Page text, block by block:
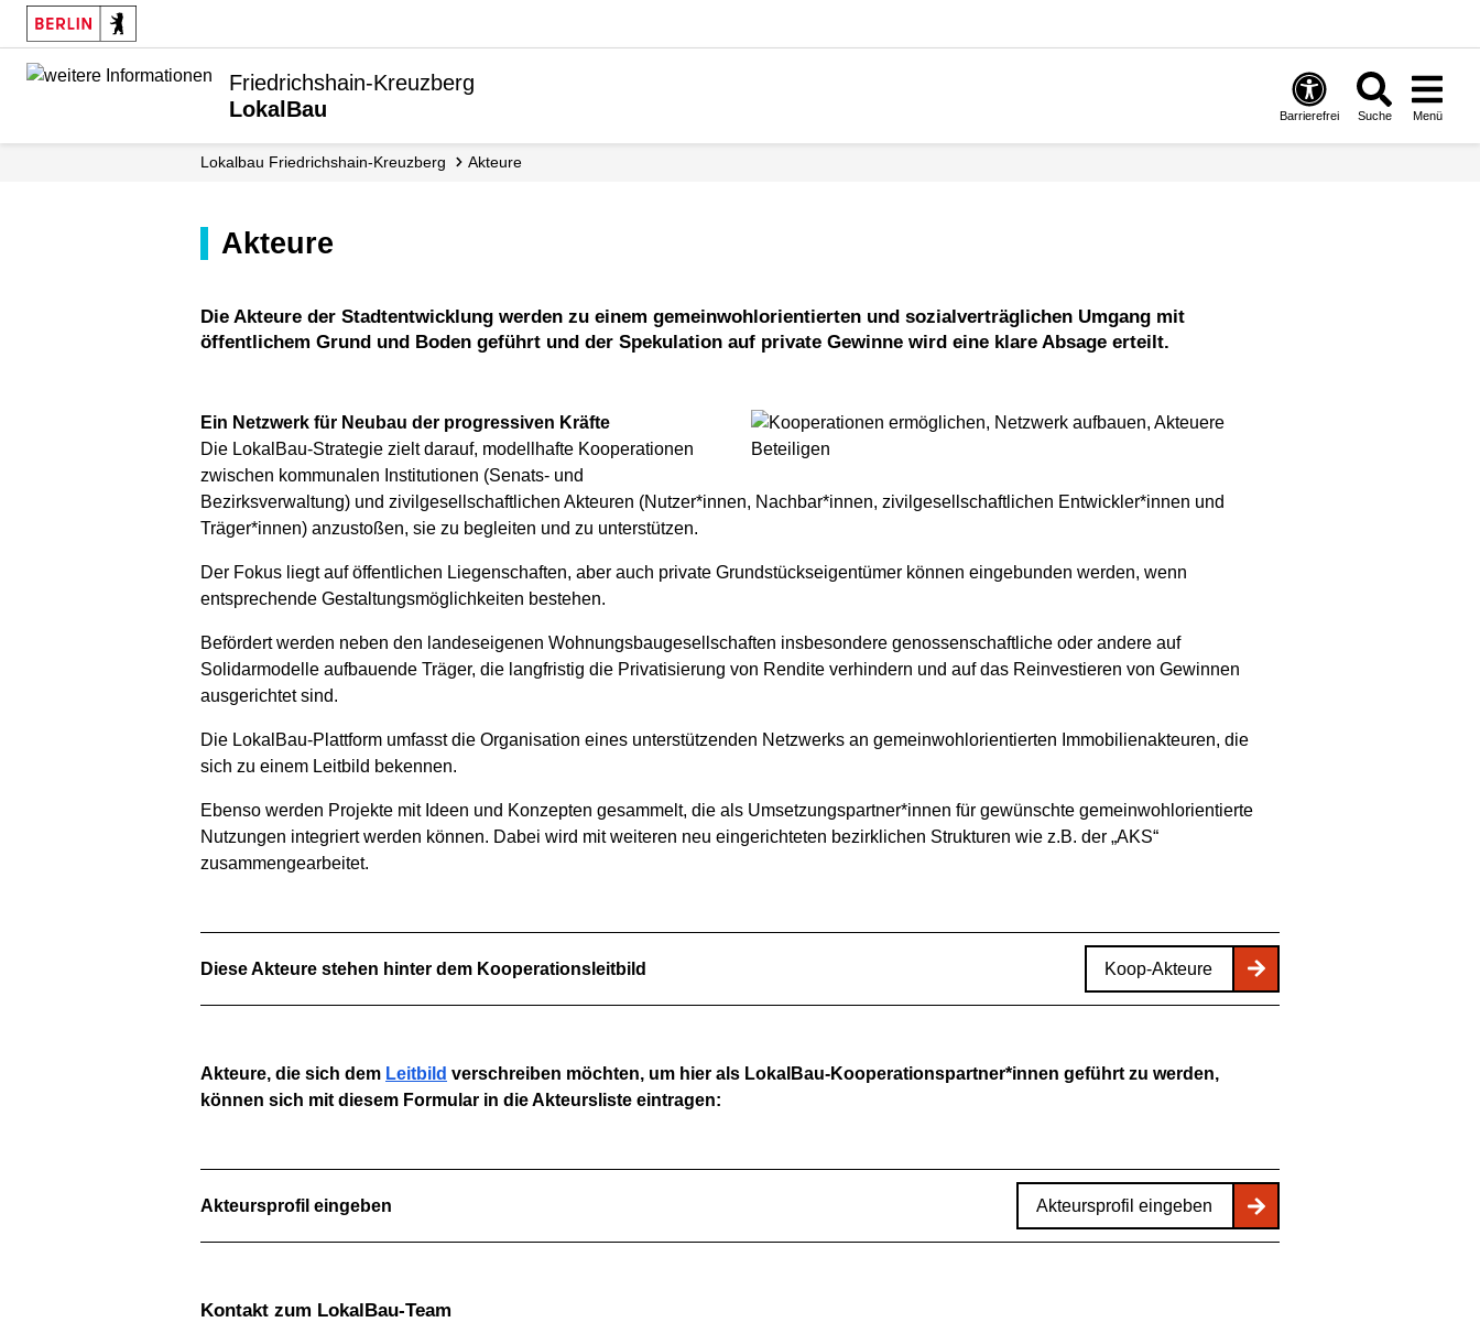
Friedrichshain-Kreuzberg
LokalBau
Barrierefrei Suche Menü
Lokalbau Friedrichshain-Kreuzberg Akteure
Akteure
Die Akteure der Stadtentwicklung werden zu einem gemeinwohlorientierten und sozialverträglichen Umgang mit
öffentlichem Grund und Boden geführt und der Spekulation auf private Gewinne wird eine klare Absage erteilt.
Ein Netzwerk für Neubau der progressiven Kräfte
Die LokalBau-Strategie zielt darauf, modellhafte Kooperationen
zwischen kommunalen Institutionen (Senats- und
Bezirksverwaltung) und zivilgesellschaftlichen Akteuren (Nutzer*innen, Nachbar*innen, zivilgesellschaftlichen Entwickler*innen und
Träger*innen) anzustoßen, sie zu begleiten und zu unterstützen.
Der Fokus liegt auf öffentlichen Liegenschaften, aber auch private Grundstückseigentümer können eingebunden werden, wenn
entsprechende Gestaltungsmöglichkeiten bestehen.
Befördert werden neben den landeseigenen Wohnungsbaugesellschaften insbesondere genossenschaftliche oder andere auf
Solidarmodelle aufbauende Träger, die langfristig die Privatisierung von Rendite verhindern und auf das Reinvestieren von Gewinnen
ausgerichtet sind.
Die LokalBau-Plattform umfasst die Organisation eines unterstützenden Netzwerks an gemeinwohlorientierten Immobilienakteuren, die
sich zu einem Leitbild bekennen.
Ebenso werden Projekte mit Ideen und Konzepten gesammelt, die als Umsetzungspartner*innen für gewünschte gemeinwohlorientierte
Nutzungen integriert werden können. Dabei wird mit weiteren neu eingerichteten bezirklichen Strukturen wie z.B. der „AKS“
zusammengearbeitet.
Diese Akteure stehen hinter dem Kooperationsleitbild Koop-Akteure
Akteure, die sich dem Leitbild verschreiben möchten, um hier als LokalBau-Kooperationspartner*innen geführt zu werden,
können sich mit diesem Formular in die Akteursliste eintragen:
Akteursprofil eingeben Akteursprofil eingeben
Kontakt zum LokalBau-Team